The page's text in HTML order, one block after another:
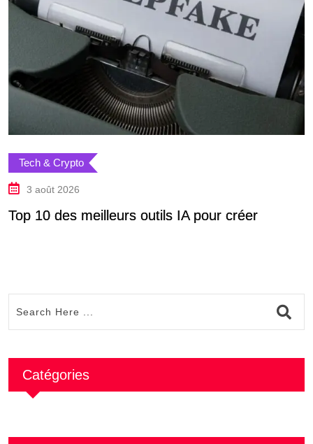
Tech & Crypto
3 août 2026
Top 10 des meilleurs outils IA pour créer
Catégories